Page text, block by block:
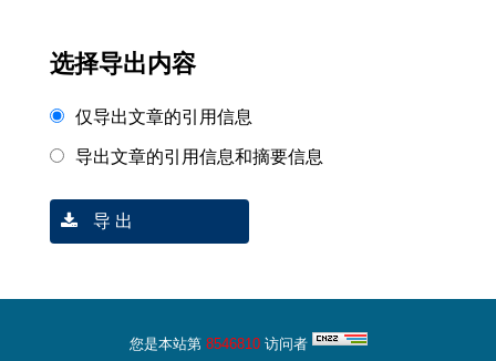
选择导出内容
仅导出文章的引用信息
导出文章的引用信息和摘要信息
导 出
您是本站第 8546810访问者